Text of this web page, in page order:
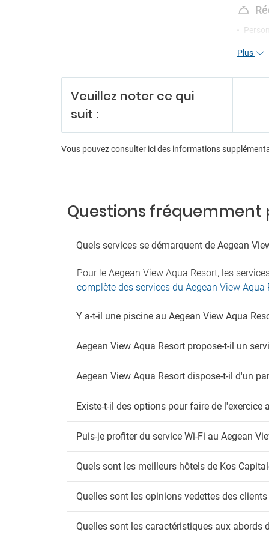
Wi-Fi
Plus
Veuillez noter ce qui
suit :
Vous pouvez consulter ici des informations
Questions fréquemment
Quels services se démarquent de Aegean
Pour le Aegean View Aqua Resort, les
complète des services du Aegean View Aqua
Y a-t-il une piscine au Aegean View Aqua
Aegean View Aqua Resort propose-t-il un
Aegean View Aqua Resort dispose-t-il d'un
Existe-t-il des options pour faire de l'exercice
Puis-je profiter du service Wi-Fi au Aegean
Quels sont les meilleurs hôtels de Kos
Quelles sont les opinions vedettes des
Quelles sont les caractéristiques aux abords